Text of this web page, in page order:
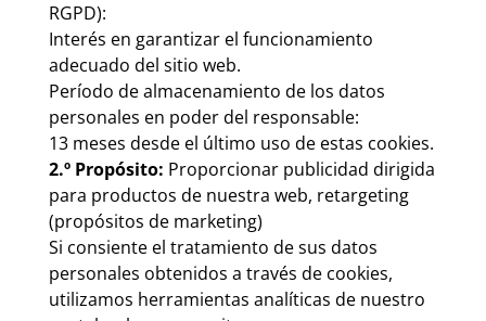
RGPD):
Interés en garantizar el funcionamiento
adecuado del sitio web.
Período de almacenamiento de los datos
personales en poder del responsable:
13 meses desde el último uso de estas cookies.
2.º Propósito: Proporcionar publicidad dirigida
para productos de nuestra web, retargeting
(propósitos de marketing)
Si consiente el tratamiento de sus datos
personales obtenidos a través de cookies,
utilizamos herramientas analíticas de nuestro